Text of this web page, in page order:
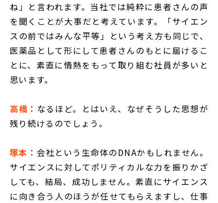
ね」と言われます。当社では純粋に患者さんの声
を聞くことが大事だと考えています。「サイエン
スの前ではみんな平等」という考え方も同じで、
医薬品として形にして患者さんのもとに届けるこ
とに、素直に情熱をもって取り組む社員が多いと
思います。
高橋 ：なるほど。とはいえ、なぜそうした思想が
残り続けるのでしょう。
塚本 ：会社という生命体のDNAかもしれません。
サイエンスに対してポリティカルな力を振りかざ
しても、結局、成功しません。素直にサイエンス
に向き合う人のほうが任せてもらえますし、仕事